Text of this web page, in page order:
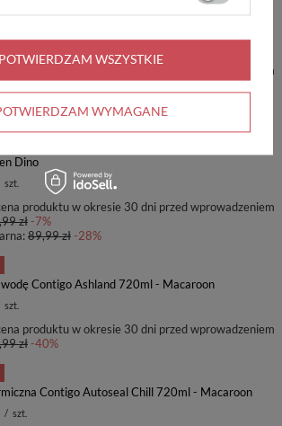
produktu w okresie 30 dni przed wprowadzeniem
zł-30%
Dino
szt.
produktu w okresie 30 dni przed wprowadzeniem
zł-7%
89,99 zł-28%
Contigo Ashland 720ml - Macaroon
szt.
produktu w okresie 30 dni przed wprowadzeniem
zł-40%
Contigo Autoseal Chill 720ml - Macaroon
/ szt.
WYMAGANE
POTWIERDZAM WSZYSTKIE